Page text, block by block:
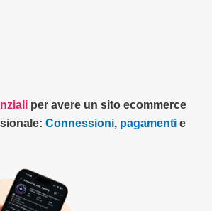
per avere un sito ecommerce
Connessioni, pagamenti e